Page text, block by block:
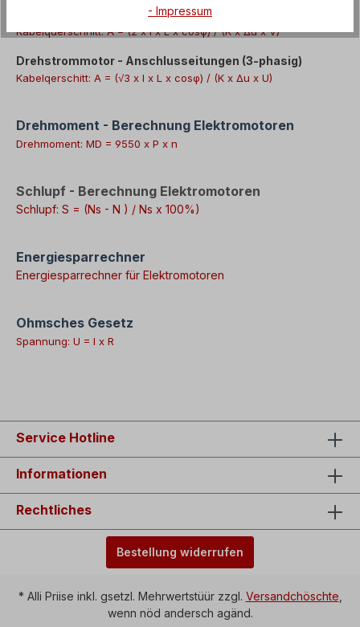
Wechselstrommotor - Anschlussleitungen (1-phasig)
Kabelquerschnitt: A = (2 x I x L x cosφ) / (K x Δu x V)
Drehstrommotor - Anschlusseitungen (3-phasig)
Kabelqerschitt: A = (√3 x I x L x cosφ) / (K x Δu x U)
Drehmoment - Berechnung Elektromotoren
Drehmoment: MD = 9550 x P x n
Schlupf - Berechnung Elektromotoren
Schlupf: S = (Ns - N ) / Ns x 100%)
Energiesparrechner
Energiesparrechner für Elektromotoren
Ohmsches Gesetz
Spannung: U = I x R
Service Hotline
Informationen
Rechtliches
Bestellung widerrufen
* Alli Priise inkl. gsetzl. Mehrwertstüür zzgl. Versandchöschte
wenn nöd andersch agänd.
- Impressum